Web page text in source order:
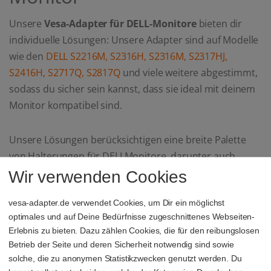
Unsere Vesa-Adapter für DELL-Monitorebieten dir
individuelle Lösungen: Unsere Adapter sind auf Modelle
wie den DELL S2216M, S2316H, S2316M, S2317HJ,
S2416H, S2717Q, S2817Qund viele weitere abgestimmt,
sodass du sicher sein kannst, dass sie ideal mit deinem
Monitor kompatibel sind.
Unsere Lösungen berücksichtigen eine breite Palette
von Halterungen für DELLMonitore, darunter auch
Modelle wie denDELL S2421, S2418, S2419, S2721,
besonders dünnenDELL Ultrathin Monitore wie den
S2419HM, S2719DC oder S2719DMbieten wir speziell
zugeschnittene Halterungen, die den schlanken und
modernen Designs dieser Monitore gerecht werden.
Wir verwenden Cookies
vesa-adapter.de verwendet Cookies, um Dir ein möglichst
optimales und auf Deine Bedürfnisse zugeschnittenes Webseiten-
Erlebnis zu bieten. Dazu zählen Cookies, die für den reibungslosen
Betrieb der Seite und deren Sicherheit notwendig sind sowie
solche, die zu anonymen Statistikzwecken genutzt werden. Du